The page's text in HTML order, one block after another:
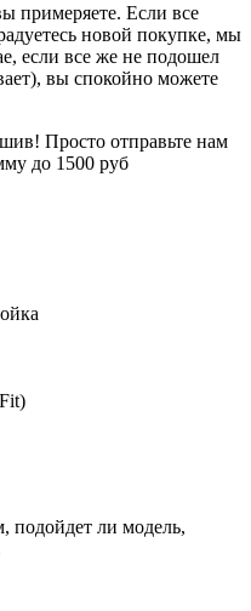
примеряете. Если все
новой покупке, мы
если все же не подошел
вы спокойно можете
Просто отправьте нам
до 1500 руб
ли модель,